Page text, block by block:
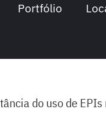
Portfólio
do uso de